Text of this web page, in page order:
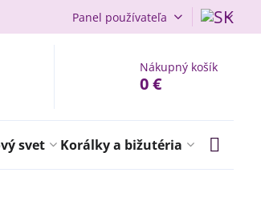
Panel používateľa
Nákupný košík
0 €
svet Korálky a bižutéria